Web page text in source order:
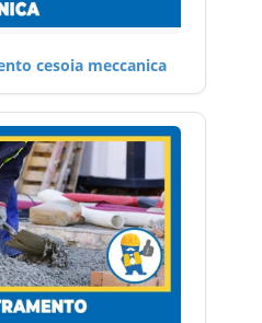
cesoia meccanica